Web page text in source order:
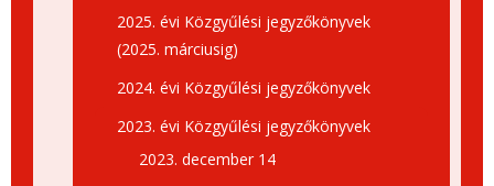
2025. évi Közgyűlési jegyzőkönyvek
(2025. márciusig)
2024. évi Közgyűlési jegyzőkönyvek
2023. évi Közgyűlési jegyzőkönyvek
2023. december 14